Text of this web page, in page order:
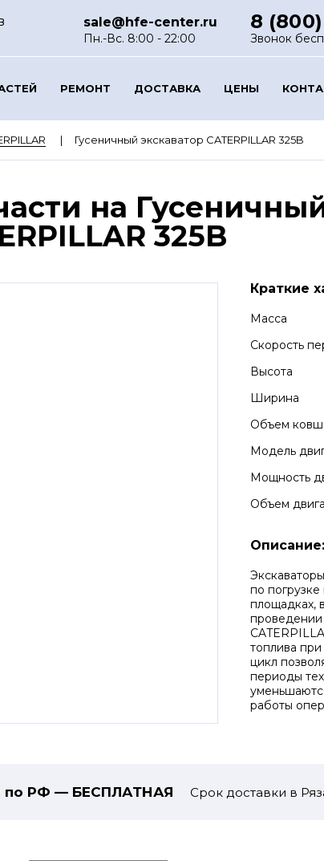
sale@hfe-center.ru
Пн.-Вс. 8:00 - 22:00
8
Звонок
РЕМОНТ ДОСТАВКА ЦЕНЫ
Гусеничный экскаватор CATERPILLAR 325B
на
325B
Краткие
Масса
Скорость
Высота
Ширина
Объем
Модель
Мощность
Объем
Описание:
по
площадках,
топлива
цикл
периоды
работы
по РФ — БЕСПЛАТНАЯ Срок доставки в